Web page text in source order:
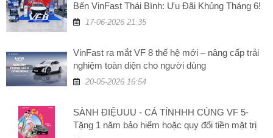
Bến VinFast Thái Bình: Ưu Đãi Khủng Tháng 6!
17-06-2026 21:35
VinFast ra mắt VF 8 thế hệ mới – nâng cấp trải
nghiệm toàn diện cho người dùng
20-05-2026 16:54
SÀNH ĐIỆUUU - CÁ TÍNHHH CÙNG VF 5-
Tặng 1 năm bảo hiểm hoặc quy đổi tiền mặt trị